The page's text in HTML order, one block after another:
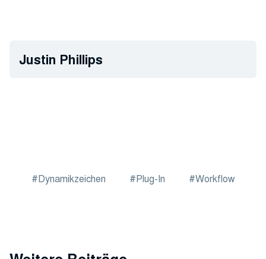
Justin Phillips
Dynamikzeichen Plug-In Workflow